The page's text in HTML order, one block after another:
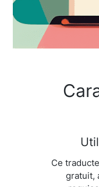
Ce
gratuit,